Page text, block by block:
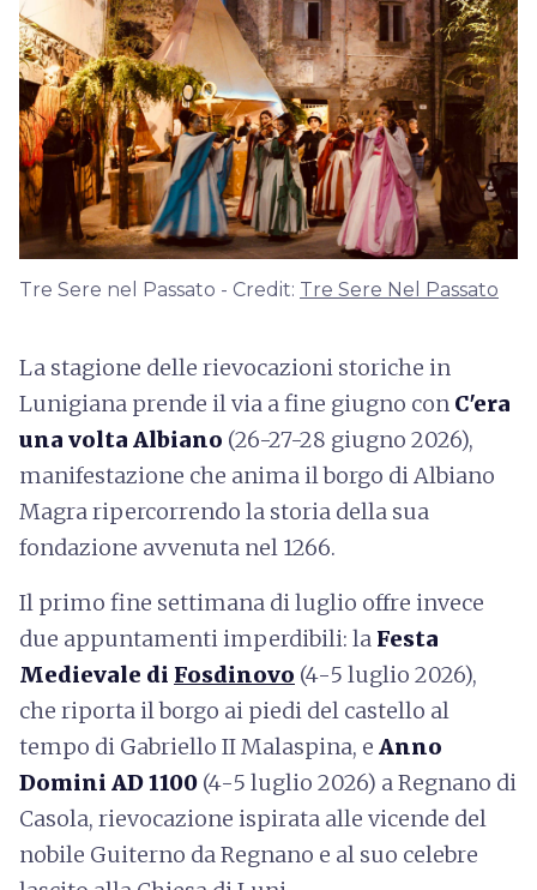
Tre Sere nel Passato - Credit: Tre Sere Nel Passato
La stagione delle rievocazioni storiche in
Lunigiana prende il via a fine giugno con C'era
una volta Albiano (26-27-28 giugno 2026),
manifestazione che anima il borgo di Albiano
Magra ripercorrendo la storia della sua
fondazione avvenuta nel 1266.
Il primo fine settimana di luglio offre invece
due appuntamenti imperdibili: la Festa
Medievale di Fosdinovo (4-5 luglio 2026),
che riporta il borgo ai piedi del castello al
tempo di Gabriello II Malaspina, e Anno
Domini AD 1100 (4-5 luglio 2026) a Regnano di
Casola, rievocazione ispirata alle vicende del
nobile Guiterno da Regnano e al suo celebre